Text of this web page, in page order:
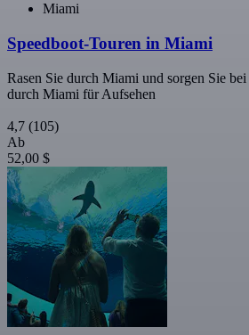
Miami
Speedboot-Touren in Miami
Rasen Sie durch Miami und sorgen Sie
durch Miami für Aufsehen
4,7 (105)
Ab
52,00 $